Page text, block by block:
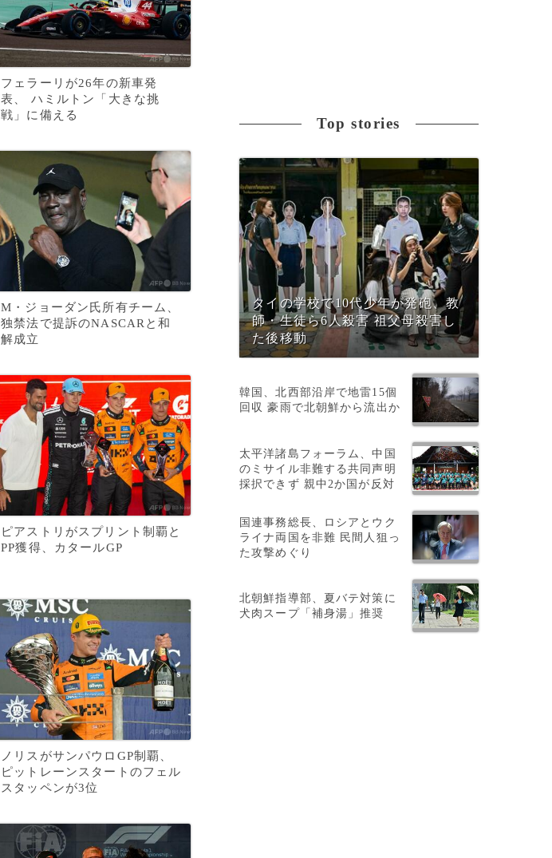
フェラーリが26年の新車発
表、 ハミルトン「大きな挑
戦」に備える
M・ジョーダン氏所有チーム、
独禁法で提訴のNASCARと和
解成立
ピアストリがスプリント制覇と
PP獲得、カタールGP
ノリスがサンパウロGP制覇、
ピットレーンスタートのフェル
スタッペンが3位
Top stories
タイの学校で10代少年が発砲、教
師・生徒ら6人殺害 祖父母殺害し
た後移動
韓国、北西部沿岸で地雷15個
回収 豪雨で北朝鮮から流出か
太平洋諸島フォーラム、中国
のミサイル非難する共同声明
採択できず 親中2か国が反対
国連事務総長、ロシアとウク
ライナ両国を非難 民間人狙っ
た攻撃めぐり
北朝鮮指導部、夏バテ対策に
犬肉スープ「補身湯」推奨